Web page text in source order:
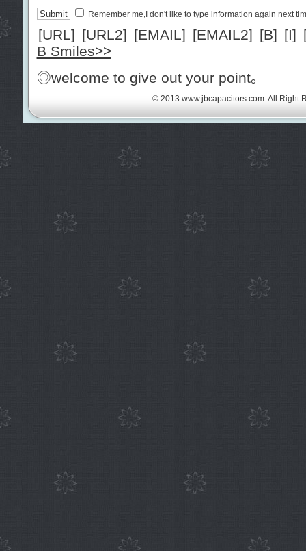
Remember me,I don't like to type information again next
[URL] [URL2] [EMAIL] [EMAIL2] [B] [I]
B Smiles>>
◎welcome to give out your point。
© 2013 www.jbcapacitors.com. All Right